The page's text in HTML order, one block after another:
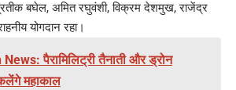
बघेल, अमित रघुवंशी, विक्रम देशमुख, राजेंद्र
योगदान रहा।
पैरामिलिट्री तैनाती और ड्रोन
महाकाल